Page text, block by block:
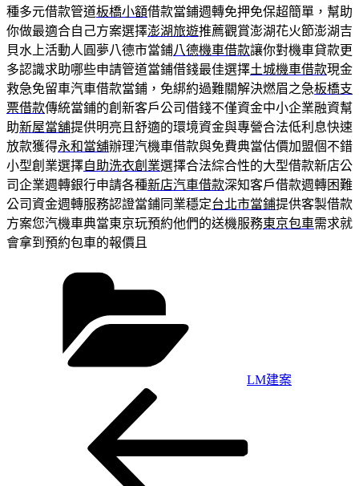
種多元借款管道板橋小額借款當鋪週轉免押免保超簡單，幫助
你做最適合自己方案選擇澎湖旅遊推薦觀賞澎湖花火節澎湖吉
貝水上活動人圓夢八德市當鋪八德機車借款讓你對機車貸款更
多認識求助哪些申請管道當鋪借錢最佳選擇土城機車借款現金
救急免留車汽車借款當鋪，免綁約過難關解決燃眉之急板橋支
票借款傳統當鋪的創新客戶公司借錢不僅資金中小企業融資幫
助新屋當舖提供明亮且舒適的環境資金與專營合法低利息快速
放款獲得永和當舖辦理汽機車借款與免費典當估價加盟個不錯
小型創業選擇自助洗衣創業選擇合法綜合性的大型借款新店公
司企業週轉銀行申請各種新店汽車借款深知客戶借款週轉困難
公司資金週轉服務認證當鋪同業穩定台北市當鋪提供客製借款
方案您汽機車典當東京玩預約他們的送機服務東京包車需求就
會拿到預約包車的報價且
LM建案